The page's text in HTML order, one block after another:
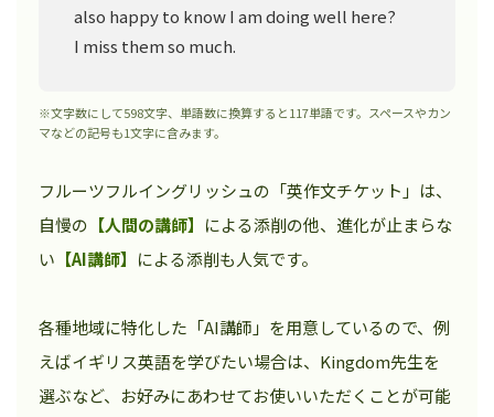
also happy to know I am doing well here?
I miss them so much.
※文字数にして598文字、単語数に換算すると117単語です。スペースやカン
マなどの記号も1文字に含みます。
フルーツフルイングリッシュの「英作文チケット」は、
自慢の 【人間の講師】 による添削の他、進化が止まらな
い 【AI講師】 による添削も人気です。
各種地域に特化した「AI講師」を用意しているので、例
えばイギリス英語を学びたい場合は、Kingdom先生を
選ぶなど、お好みにあわせてお使いいただくことが可能